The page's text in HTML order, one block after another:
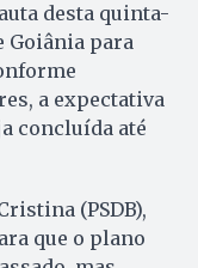
desta quinta-
Goiânia para
a expectativa
concluída até
(PSDB),
que o plano